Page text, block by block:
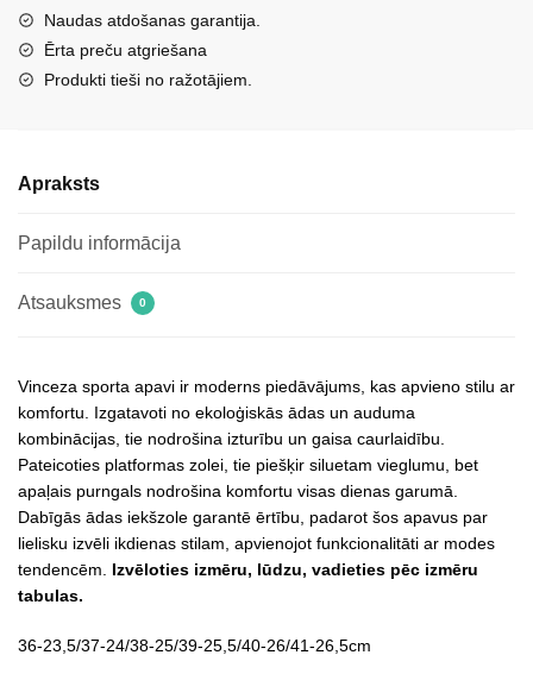
58510
zelta
krāsā
Naudas atdošanas garantija.
Ērta preču atgriešana
Produkti tieši no ražotājiem.
Apraksts
Papildu informācija
Atsauksmes 0
Vinceza sporta apavi ir moderns piedāvājums, kas apvieno stilu ar
komfortu. Izgatavoti no ekoloģiskās ādas un auduma
kombinācijas, tie nodrošina izturību un gaisa caurlaidību.
Pateicoties platformas zolei, tie piešķir siluetam vieglumu, bet
apaļais purngals nodrošina komfortu visas dienas garumā.
Dabīgās ādas iekšzole garantē ērtību, padarot šos apavus par
lielisku izvēli ikdienas stilam, apvienojot funkcionalitāti ar modes
tendencēm. Izvēloties izmēru, lūdzu, vadieties pēc izmēru
tabulas.
36-23,5/37-24/38-25/39-25,5/40-26/41-26,5cm